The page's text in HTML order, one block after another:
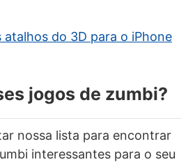
atalhos do 3D para o iPhone
jogos de zumbi?
nossa lista para encontrar
interessantes para o seu